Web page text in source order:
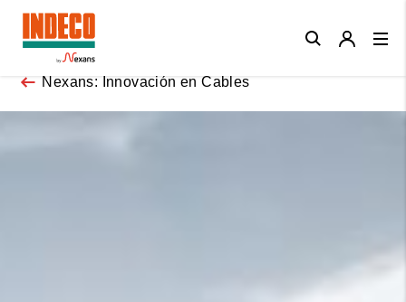
Nexans: Innovación en Cables